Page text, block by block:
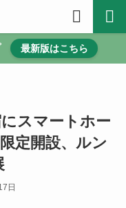
最新版はこちら
スマートホー
定開設、ルン
日